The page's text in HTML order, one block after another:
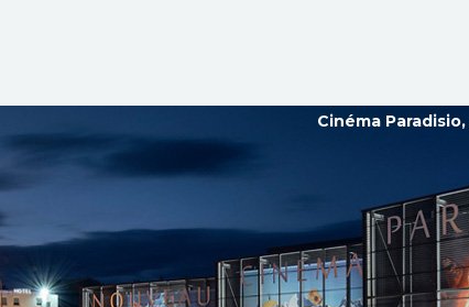
Cinéma Paradisio,